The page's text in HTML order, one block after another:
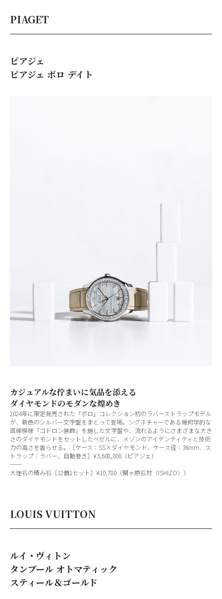
PIAGET
ピアジェ
ピアジェ ポロ デイト
カジュアルな佇まいに気品を添える
ダイヤモンドのモダンな煌めき
2024年に限定発売された「ポロ」コレクション初のラバーストラップモデル
が、新色のシルバー文字盤をまとって登場。シグネチャーである幾何学的な
直線模様「ゴドロン装飾」を施した文字盤や、流れるようにさまざまな大き
さのダイヤモンドをセットしたベゼルに、メゾンのアイデンティティと技術
力の高さを香らせる。［ケース：SS×ダイヤモンド、ケース径：36mm、ス
トラップ：ラバー、自動巻き］¥3,608,000（ピアジェ）
──
大理石の積み石［12個1セット］¥10,780（関ヶ原石材〈ISHIZO〉）
LOUIS VUITTON
ルイ・ヴィトン
タンブール オトマティック
スティール＆ゴールド